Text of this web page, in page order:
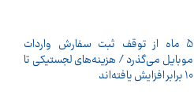
5 ماه از توقف ثبت سفارش واردات
موبایل می‌گذرد / هزینه‌های لجستیکی تا
10 برابر افزایش یافته‌اند